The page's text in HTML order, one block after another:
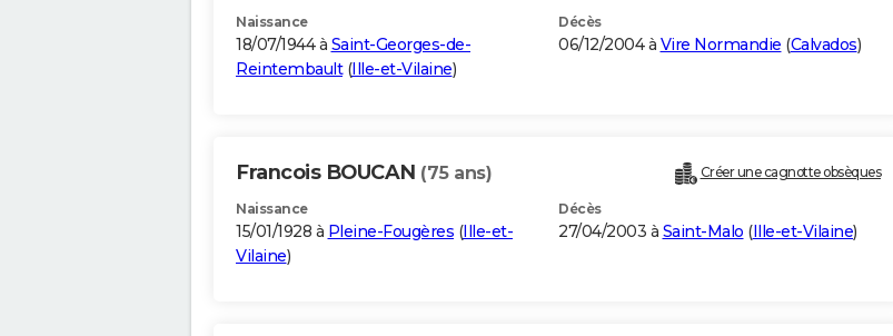
Naissance
18/07/1944 à Saint-Georges-de-
Reintembault(Ille-et-Vilaine)
Décès
06/12/2004 à Vire Normandie (Calvados)
Francois BOUCAN (75 ans) Créer une cagnotte obsèques
Naissance
15/01/1928 à Pleine-Fougères (Ille-et-
Vilaine)
Décès
27/04/2003 à Saint-Malo (Ille-et-Vilaine)